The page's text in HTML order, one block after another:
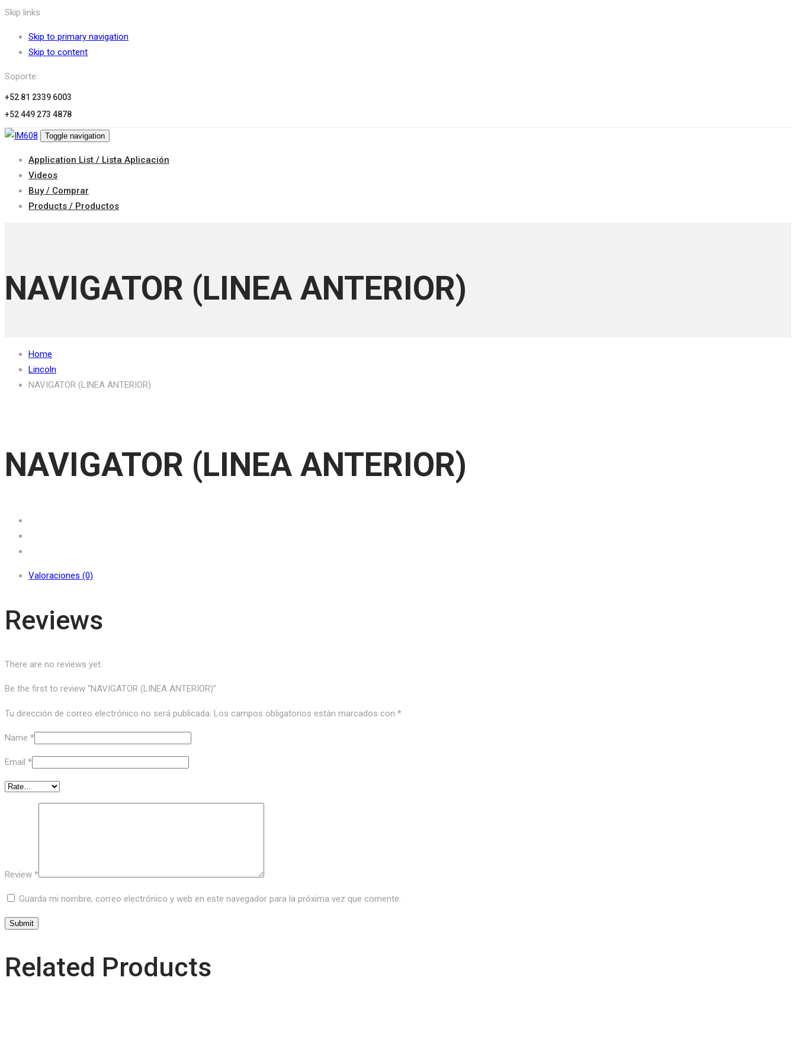
Skip links
Skip to primary navigation
Skip to content
Soporte:
+52 81 2339 6003
+52 449 273 4878
Toggle navigation
Application List / Lista Aplicación
Videos
Buy / Comprar
Products / Productos
NAVIGATOR (LINEA ANTERIOR)
Home
Lincoln
NAVIGATOR (LINEA ANTERIOR)
NAVIGATOR (LINEA ANTERIOR)
Valoraciones (0)
Reviews
There are no reviews yet.
Be the first to review “NAVIGATOR (LINEA ANTERIOR)”
Tu dirección de correo electrónico no será publicada. Los campos obligatorios están marcados con *
Name *
Email *
Review *
Guarda mi nombre, correo electrónico y web en este navegador para la próxima vez que comente.
Related Products